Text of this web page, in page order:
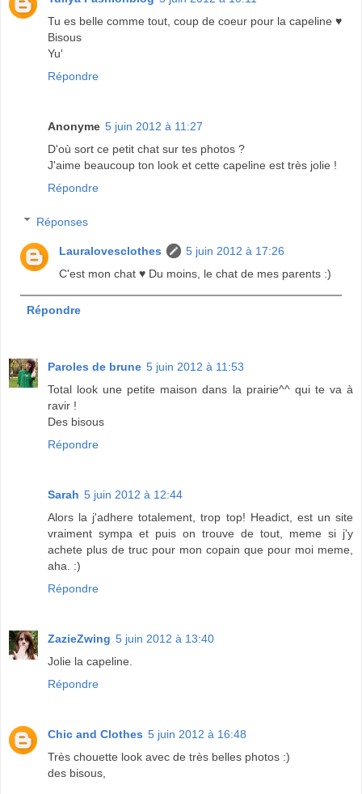
Tu es belle comme tout, coup de coeur pour la capeline ♥
Bisous
Yu'
Répondre
Anonyme 5 juin 2012 à 11:27
D'où sort ce petit chat sur tes photos ?
J'aime beaucoup ton look et cette capeline est très jolie !
Répondre
Réponses
Lauralovesclothes
5 juin 2012 à 17:26
C'est mon chat ♥ Du moins, le chat de mes parents :)
Répondre
Paroles de brune 5 juin 2012 à 11:53
Total look une petite maison dans la prairie^^ qui te va à
ravir !
Des bisous
Répondre
Sarah 5 juin 2012 à 12:44
Alors la j'adhere totalement, trop top! Headict, est un site
vraiment sympa et puis on trouve de tout, meme si j'y
achete plus de truc pour mon copain que pour moi meme,
aha. :)
Répondre
ZazieZwing 5 juin 2012 à 13:40
Jolie la capeline.
Répondre
Chic and Clothes 5 juin 2012 à 16:48
Très chouette look avec de très belles photos :)
des bisous,